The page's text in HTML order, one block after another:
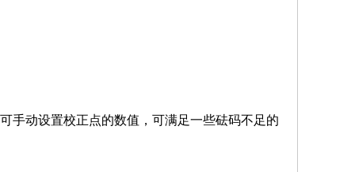
手动设置校正点的数值，可满足一些砝码不足的